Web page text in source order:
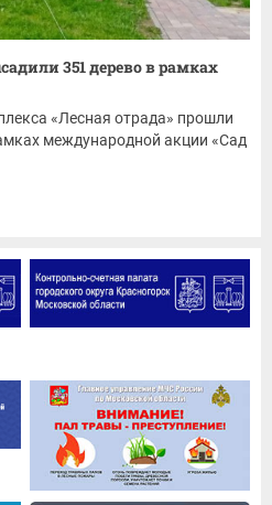
351 дерево в рамках
«Лесная отрада» прошли
международной акции «Сад